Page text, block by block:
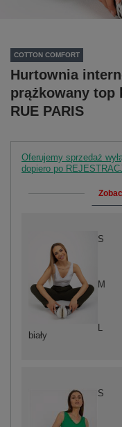
COTTON COMFORT
Hurtownia
prążkowany top
RUE PARIS
Oferujemy sprzedaż
dopiero po
S
biały
S
M